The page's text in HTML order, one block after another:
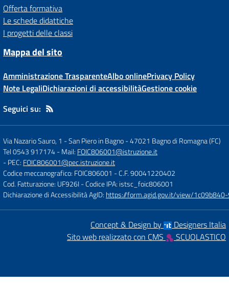
Offerta formativa
Le schede didattiche
I progetti delle classi
Mappa del sito
Amministrazione TrasparenteAlbo onlinePrivacy Policy
Note LegaliDichiarazioni di accessibilitàGestione cookie
Seguici su:
Via Nazario Sauro, 1 - San Piero in Bagno-47021 Bagno di Romagna (FC)
Tel 0543 917174- Mail: FOIC806001@istruzione.it
- PEC: FOIC806001@pec.istruzione.it
Codice meccanografico: FOIC806001 - C.F. 90041220402
Cod. Fatturazione: UF926I- Codice IPA: istsc_foic806001
Dichiarazione di Accessibilità AgID: https://form.agid.gov.it/view/
Concept & Design by
Designers Italia
Sito web realizzato con CMS
SCUOLASTICO